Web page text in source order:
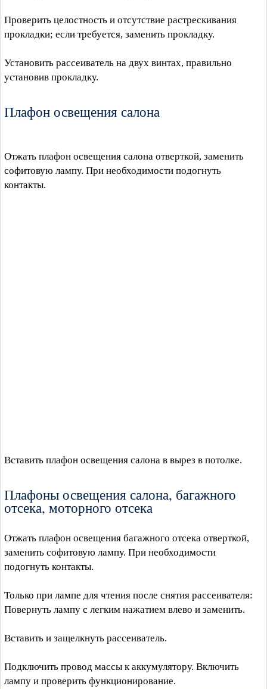
Проверить целостность и отсутствие растрескивания
прокладки; если требуется, заменить прокладку.
Установить рассеиватель на двух винтах, правильно
установив прокладку.
Плафон освещения салона
Отжать плафон освещения салона отверткой, заменить
софитовую лампу. При необходимости подогнуть
контакты.
Вставить плафон освещения салона в вырез в потолке.
Плафоны освещения салона, багажного
отсека, моторного отсека
Отжать плафон освещения багажного отсека отверткой,
заменить софитовую лампу. При необходимости
подогнуть контакты.
Только при лампе для чтения после снятия рассеивателя:
Повернуть лампу с легким нажатием влево и заменить.
Вставить и защелкнуть рассеиватель.
Подключить провод массы к аккумулятору. Включить
лампу и проверить функционирование.